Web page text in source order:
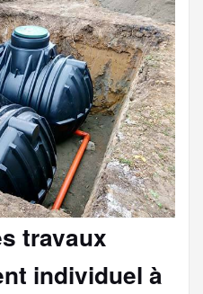
travaux
individuel à